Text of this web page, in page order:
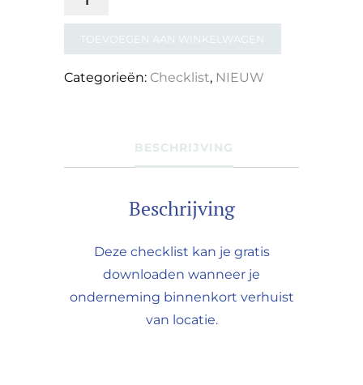
onderneming
aantal
TOEVOEGEN AAN WINKELWAGEN
Categorieën: Checklist, NIEUW
BESCHRIJVING
Beschrijving
Deze checklist kan je gratis
downloaden wanneer je
onderneming binnenkort verhuist
van locatie.